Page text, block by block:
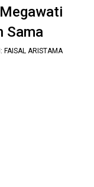
Sama
: FAISAL ARISTAMA